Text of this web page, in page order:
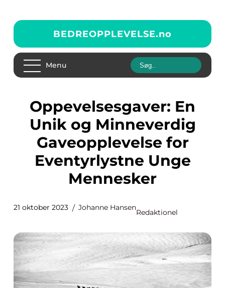
BEDREOPPLEVELSE.no
Menu
Oppevelsesgaver: En
Unik og Minneverdig
Gaveopplevelse for
Eventyrlystne Unge
Mennesker
21 oktober 2023 Johanne Hansen
Redaktionel